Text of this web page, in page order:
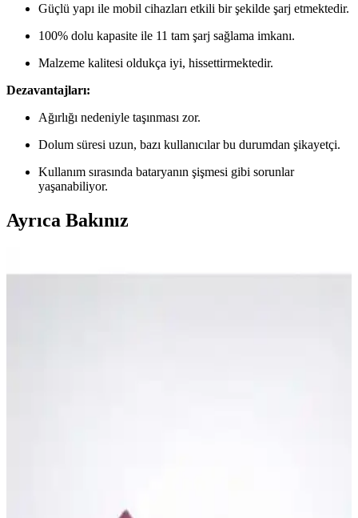
Güçlü yapı ile mobil cihazları etkili bir şekilde şarj etmektedir.
100% dolu kapasite ile 11 tam şarj sağlama imkanı.
Malzeme kalitesi oldukça iyi, hissettirmektedir.
Dezavantajları:
Ağırlığı nedeniyle taşınması zor.
Dolum süresi uzun, bazı kullanıcılar bu durumdan şikayetçi.
Kullanım sırasında bataryanın şişmesi gibi sorunlar
yaşanabiliyor.
Ayrıca Bakınız
Taşınabilir 5000mAh Kapasiteli Powerbankler: